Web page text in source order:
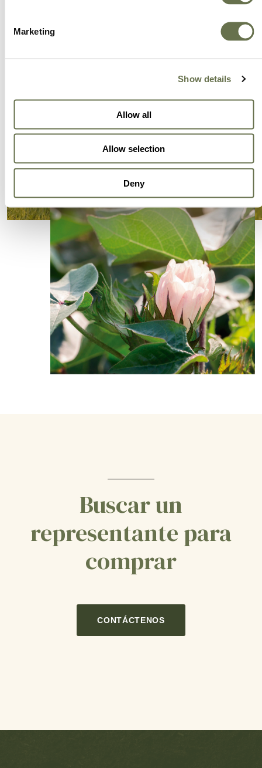
Marketing
Show details
Allow all
Allow selection
Deny
Buscar un
representante para
comprar
CONTÁCTENOS